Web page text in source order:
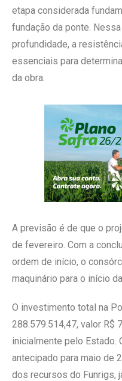
etapa considerada
fundação da ponte.
profundidade, a
essenciais para
da obra.
A previsão é de que o
de fevereiro. Com a
ordem de início, o
maquinário para o início
O investimento total na
288.579.514,47, valor R$
inicialmente pelo Estado.
antecipado para maio de
dos recursos do Funrigs,